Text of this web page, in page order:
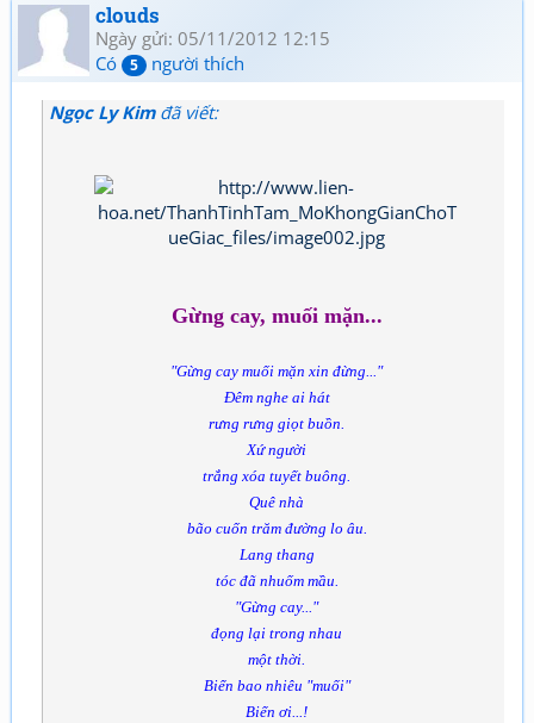
clouds
Ngày gửi: 05/11/2012 12:15
Có
5 người thích
Ngọc Ly Kimđã viết:
Gừng cay, muối mặn...
"Gừng cay muối mặn xin đừng..."
Đêm nghe ai hát
rưng rưng giọt buồn.
Xứ người
trắng xóa tuyết buông.
Quê nhà
bão cuốn trăm đường lo âu.
Lang thang
tóc đã nhuốm mầu.
"Gừng cay..."
đọng lại trong nhau
một thời.
Biển bao nhiêu "muối"
Biển ơi...!